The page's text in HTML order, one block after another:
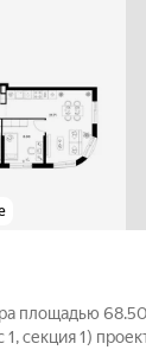
площадью
секция 1)